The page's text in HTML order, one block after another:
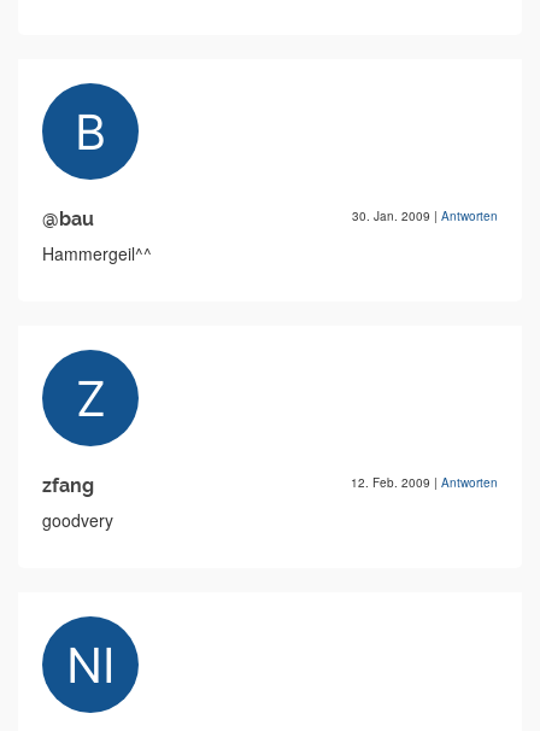
@bau 30. Jan. 2009 | Antworten
Hammergeil^^
zfang 12. Feb. 2009 | Antworten
goodvery